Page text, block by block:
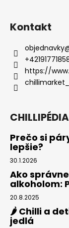
Kontakt
objednavky
https://
CHILLIPÉDIA
Prečo si
lepšie?
30.1.2026
Ako
alkoholom:
20.8.2025
🌶️ Chilli a
jedlá